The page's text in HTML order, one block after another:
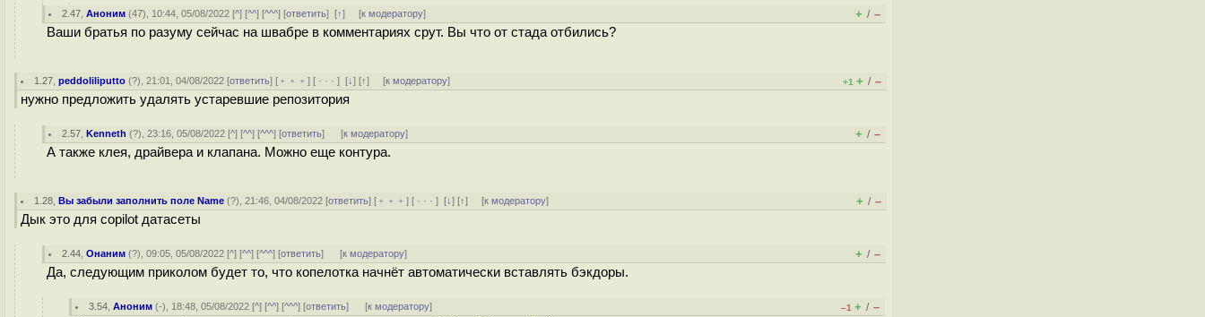
2.47 ,Аноним (47), 10:44, 05/08/2022 [^] [^^] [^^^] [ответить][↑] [к модератору] + / –
Ваши братья по разуму сейчас на швабре в комментариях срут. Вы что от стада отбились?
1.27 ,peddoliliputto (?), 21:01, 04/08/2022 [ответить] [ ﹢﹢﹢] [ · · ·][↓] [↑] [к модератору] +1 + / –
нужно предложить удалять устаревшие репозитория
2.57 ,Kenneth (?), 23:16, 05/08/2022 [^] [^^] [^^^] [ответить] [к модератору] + / –
А также клея, драйвера и клапана. Можно еще контура.
1.28 ,Вы забыли заполнить поле Name (?), 21:46, 04/08/2022 [ответить] [ ﹢﹢﹢] [ · · ·][↓] [↑] [к модератору] + / –
Дык это для copilot датасеты
2.44 ,Онаним (?), 09:05, 05/08/2022 [^] [^^] [^^^] [ответить] [к модератору] + / –
Да, следующим приколом будет то, что копелотка начнёт автоматически вставлять бэкдоры.
3.54 ,Аноним (-), 18:48, 05/08/2022 [^] [^^] [^^^] [ответить] [к модератору] –1 + / –